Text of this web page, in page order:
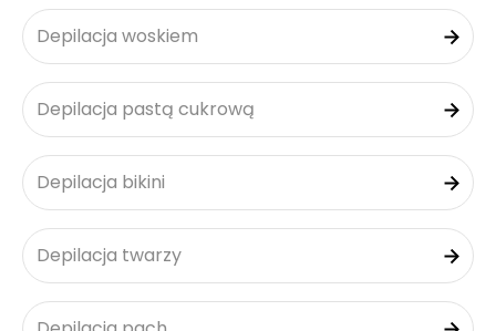
Depilacja woskiem
Depilacja pastą cukrową
Depilacja bikini
Depilacja twarzy